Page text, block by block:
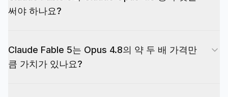
므로, 현재 EvoLink 요금은 이 페이지의 가격표를
참조하세요.
써야 하나요?
스트 작업에 대한 강력한 기본값입니다. Fable 5로
의 라우팅은 더 강한 추론이 결과를 뚜렷이 개선하
Claude Fable 5는 Opus 4.8의 약 두 배 가격만
큼 가치가 있나요?